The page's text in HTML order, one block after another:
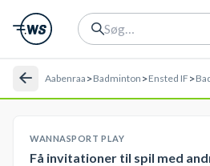
Aabenraa >Badminton >Ensted IF >
WANNASPORT PLAY
Få invitationer til spil med